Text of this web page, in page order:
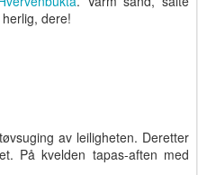
dere!
av leiligheten. Deretter
På kvelden tapas-aften med